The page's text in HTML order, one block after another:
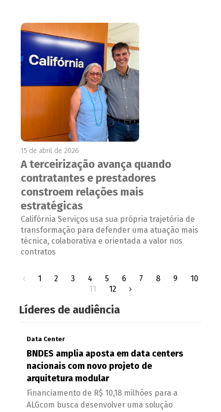
15 de abril de 2026
A terceirização avança quando
contratantes e prestadores
constroem relações mais
estratégicas
Califórnia Serviços usa sua própria trajetória de
transformação para defender uma atuação mais
técnica, colaborativa e orientada a valor nos
contratos
1 2 3 4 5 6 7 8 9
10
11
12
Líderes de audiência
Data Center
BNDES amplia aposta em data centers
nacionais com novo projeto de
arquitetura modular
Financiamento de R$ 10,18 milhões para a
ALGcom busca desenvolver uma solução